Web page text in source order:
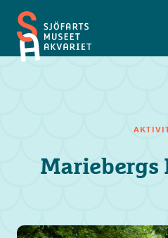
Sjöfartsmuseet
Akvariet
Mariebergs